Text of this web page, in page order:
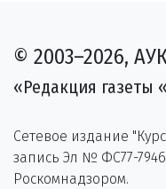
© 2003–2026,
«Редакция газеты
Сетевое издание
запись Эл № ФС77-
Роскомнадзором.